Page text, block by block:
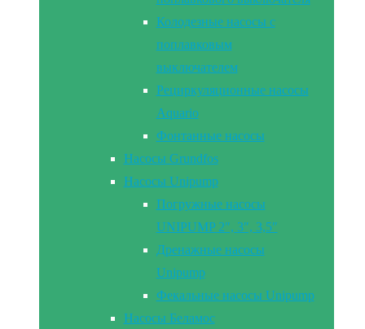
Колодезные насосы с
поплавковым
выключателем
Рециркуляционные насосы
Aquario
Фонтанные насосы
Насосы Grundfos
Насосы Unipump
Погружные насосы
UNIPUMP 2″, 3″, 3,5″
Дренажные насосы
Unipump
Фекальные насосы Unipump
Насосы Беламос